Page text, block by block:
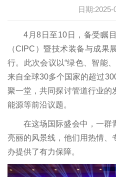
日期:2025-
4月8日至10日，备受瞩
（CIPC）暨技术装备与成果
行。此次会议以“绿色、智能
来自全球30多个国家的超过
聚一堂，共同探讨管道行业的
能源等前沿议题。
在这场国际盛会中，一群
亮丽的风景线，他们用热情、
办提供了有力保障。